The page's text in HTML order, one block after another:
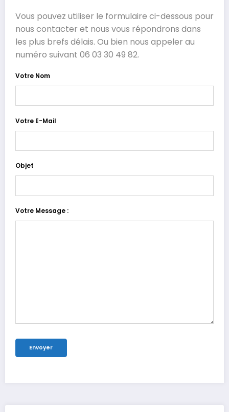
Vous pouvez utiliser le formulaire ci-dessous pour
nous contacter et nous vous répondrons dans
les plus brefs délais. Ou bien nous appeler au
numéro suivant 06 03 30 49 82.
Votre Nom
Votre E-Mail
Objet
Votre Message :